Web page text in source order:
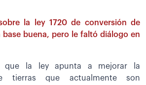
la ley 1720 de conversión de
base buena, pero le faltó diálogo en
que la ley apunta a mejorar la
tierras que actualmente son